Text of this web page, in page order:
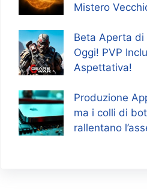
Mistero
Beta Aperta di
Oggi! PVP
Aspettativa!
Produzione
ma i colli di
rallentano